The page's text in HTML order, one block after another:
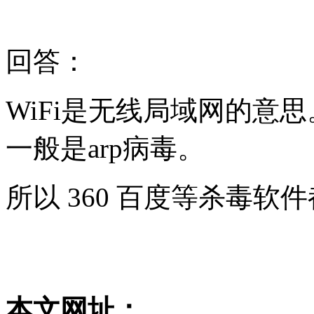
回答：
WiFi是无线局域网的意
一般是arp病毒。
所以 360 百度等杀毒软